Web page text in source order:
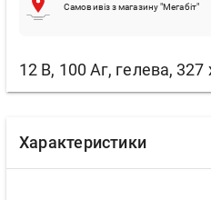
Самовивіз з магазину "Мегабіт"
12 В, 100 Аг, гелева,
Характеристики